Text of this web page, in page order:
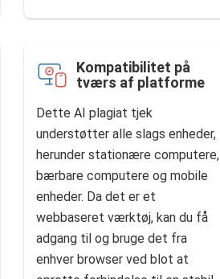
Kompatibilitet på
tværs af platforme
Dette AI plagiat tjek
understøtter alle slags enheder,
herunder stationære computere,
bærbare computere og mobile
enheder. Da det er et
webbaseret værktøj, kan du få
adgang til og bruge det fra
enhver browser ved blot at